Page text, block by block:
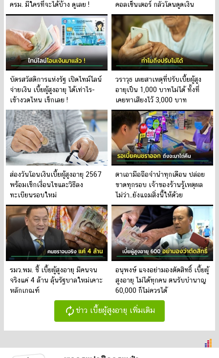
ครม. มีใครที่จะได้บ้าง ดูเลย !
คอลเซ็นเตอร์ กลัวโดนดูดเงิน
บัตรสวัสดิการแห่งรัฐ เปิดไทม์ไลน์
จ่ายเงิน เบี้ยผู้สูงอายุ ได้เท่าไร-
เข้างวดไหน เช็กเลย !
วราวุธ เผยสาเหตุที่ปรับเบี้ยผู้สูง
อายุเป็น 1,000 บาทไม่ได้ ทั้งที่
เคยหาเสียงไว้ 3,000 บาท
ส่องวันโอนเงินเบี้ยผู้สูงอายุ 2567
พร้อมเช็กเงื่อนไขและวิธีลง
ทะเบียนรอบใหม่
ตาเอามือถือจำนำทุกเดือน ปล่อย
ขาดทุกรอบ เจ้าของร้านรู้เหตุผล
ไม่ว่า..ยังแถมสิ่งนี้ให้ด้วย
รมว.พม. ชี้ เบี้ยผู้สูงอายุ มีคนจน
จริงแค่ 4 ล้าน ลุ้นรัฐบาลใหม่เคาะ
หลักเกณฑ์
อนุพงษ์ แจงอย่ามองตัดสิทธิ์ เบี้ยผู้
สูงอายุ ไม่ได้ทุกคน ตนรับบำนาญ
60,000 ก็ไม่ควรได้
autorenew ข่าว เบี้ยผู้สูงอายุ เพิ่มเติม